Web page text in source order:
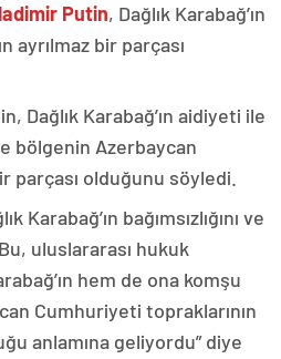
Putin, Dağlık Karabağ’ın
ayrılmaz bir parçası
Dağlık Karabağ’ın aidiyeti ile
bölgenin Azerbaycan
parçası olduğunu söyledi.
Karabağ’ın bağımsızlığını ve
uluslararası hukuk
hem de ona komşu
Cumhuriyeti topraklarının
anlamına geliyordu” diye